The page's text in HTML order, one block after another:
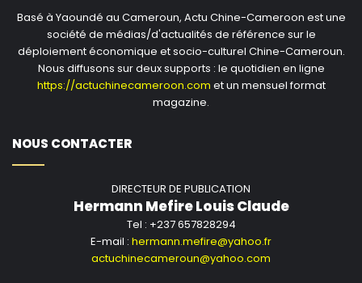
Basé à Yaoundé au Cameroun, Actu Chine-Cameroon est une
société de médias/d'actualités de référence sur le
déploiement économique et socio-culturel Chine-Cameroun.
Nous diffusons sur deux supports : le quotidien en ligne
https://actuchinecameroon.com et un mensuel format
magazine.
NOUS CONTACTER
DIRECTEUR DE PUBLICATION
Hermann Mefire Louis Claude
Tel : +237 657828294
E-mail : hermann.mefire@yahoo.fr
actuchinecameroun@yahoo.com